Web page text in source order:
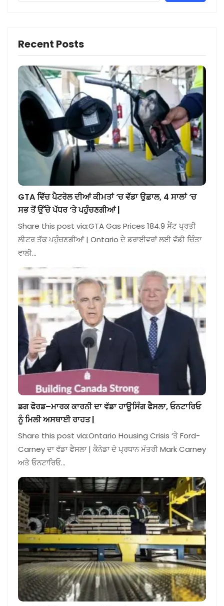
Recent Posts
GTA ਵਿੱਚ ਪੈਟਰੋਲ ਦੀਆਂ ਕੀਮਤਾਂ ‘ਚ ਵੱਡਾ ਉਛਾਲ, 4 ਸਾਲਾਂ ‘ਚ
ਸਭ ਤੋਂ ਉੱਚੇ ਪੱਧਰ ‘ਤੇ ਪਹੁੰਚਣਗੀਆਂ |
Share this post via:GTA Gas Prices 184.9 ਸੈਂਟ ਪ੍ਰਤੀ
ਲੀਟਰ ਤੱਕ ਪਹੁੰਚਣਗੀਆਂ | Ontario ਦੇ ਡਰਾਈਵਰਾਂ ਲਈ ਵੱਡੀ ਚਿੰਤਾ
ਵਾਲੀ…
ਡਗ ਫੋਰਡ–ਮਾਰਕ ਕਾਰਨੀ ਦਾ ਵੱਡਾ ਹਾਊਸਿੰਗ ਫੈਸਲਾ, ਓਨਟਾਰਿਓ
ਨੂੰ ਮਿਲੀ ਅਸਥਾਈ ਰਾਹਤ |
Share this post via:Ontario Housing Crisis ‘ਤੇ Ford-
Carney ਦਾ ਵੱਡਾ ਫੈਸਲਾ | ਕੈਨੇਡਾ ਦੇ ਪ੍ਰਧਾਨ ਮੰਤਰੀ Mark Carney
ਅਤੇ ਓਨਟਾਰਿਓ…